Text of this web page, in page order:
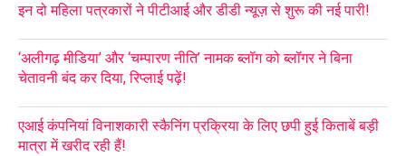
इन दो महिला पत्रकारों ने पीटीआई और डीडी न्यूज़ से शुरू की नई पारी!
‘अलीगढ़ मीडिया’ और ‘चम्पारण नीति’ नामक ब्लॉग को ब्लॉगर ने बिना
चेतावनी बंद कर दिया, रिप्लाई पढ़ें!
एआई कंपनियां विनाशकारी स्कैनिंग प्रक्रिया के लिए छपी हुई किताबें बड़ी
मात्रा में खरीद रही हैं!